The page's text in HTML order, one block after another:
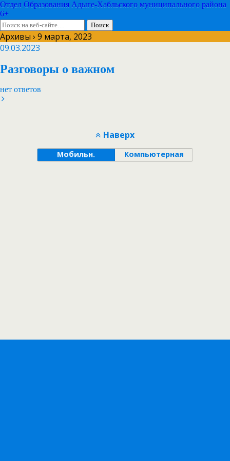
Отдел Образования Адыге-Хабльского муниципального района
6+
Архивы › 9 марта, 2023
09.03.2023
Разговоры о важном
нет ответов
Наверх
Мобильн. Компьютерная